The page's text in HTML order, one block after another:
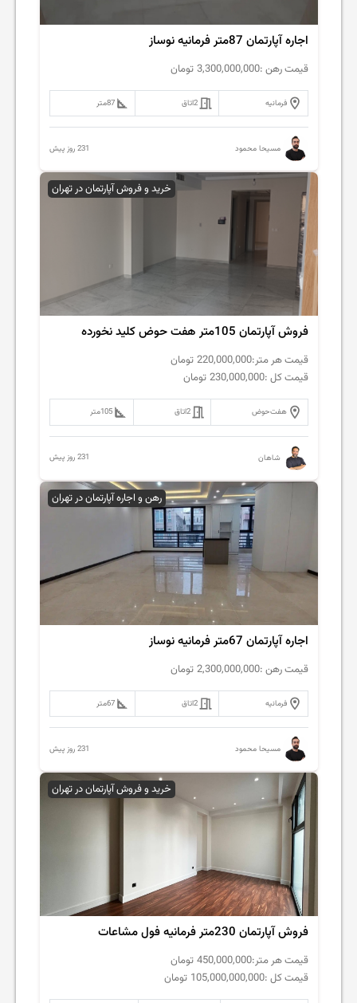
اجاره آپارتمان 87متر فرمانیه نوساز
قیمت رهن :3,300,000,000 تومان
فرمانیه 2اتاق 87متر
مسیحا محمود 231 روز پیش
خرید و فروش آپارتمان در تهران
فروش آپارتمان 105متر هفت حوض کلید نخورده
قیمت هر متر:220,000,000 تومان
قیمت کل :230,000,000 تومان
هفت‌حوض 2اتاق 105متر
شاهان 231 روز پیش
رهن و اجاره آپارتمان در تهران
اجاره آپارتمان 67متر فرمانیه نوساز
قیمت رهن :2,300,000,000 تومان
فرمانیه 2اتاق 67متر
مسیحا محمود 231 روز پیش
خرید و فروش آپارتمان در تهران
فروش آپارتمان 230متر فرمانیه فول مشاعات
قیمت هر متر:450,000,000 تومان
قیمت کل :105,000,000,000 تومان